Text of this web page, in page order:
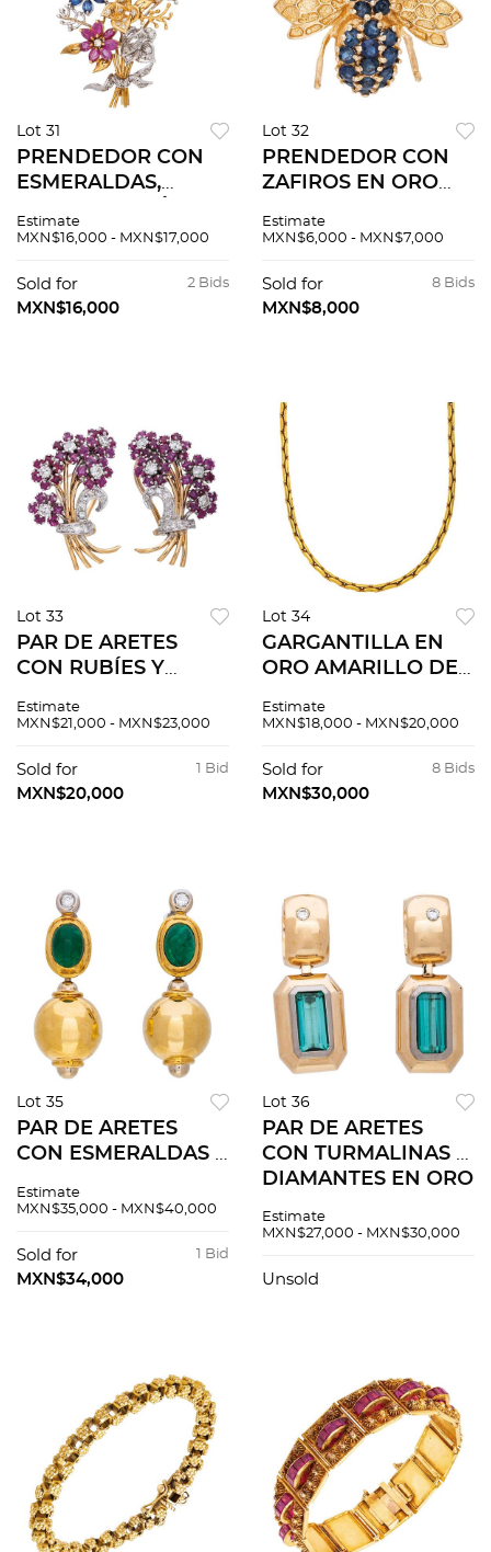
Lot 31
PRENDEDOR CON
ESMERALDAS,
DIAMANTES EN ORO
BLANCO DE 18K
Estimate
MXN$16,000 - MXN$17,000
2 Bids
Sold for
MXN$16,000
Lot 32
PRENDEDOR CON
ZAFIROS EN ORO
Zafiros corte
Estimate
MXN$6,000 - MXN$7,000
8 Bids
Sold for
MXN$8,000
Lot 33
PAR DE ARETES
CON RUBÍES Y
AMARILLO DE 18K.
cuadrado ~1.2 ct y
diamantes corte 8x8
Estimate
MXN$21,000 - MXN$23,000
1 Bid
Sold for
MXN$20,000
Lot 34
GARGANTILLA EN
ORO AMARILLO DE
Estimate
MXN$18,000 - MXN$20,000
8 Bids
Sold for
MXN$30,000
Lot 35
PAR DE ARETES
CON ESMERALDAS Y
AMARILLO DE 18K.
cabujón ~1.74 ct y
diamantes corte
Estimate
MXN$35,000 - MXN$40,000
1 Bid
Sold for
MXN$34,000
Lot 36
PAR DE ARETES
CON TURMALINAS Y
DIAMANTES EN ORO
Turmalinas corte
y diamantes corte
Estimate
MXN$27,000 - MXN$30,000
Unsold